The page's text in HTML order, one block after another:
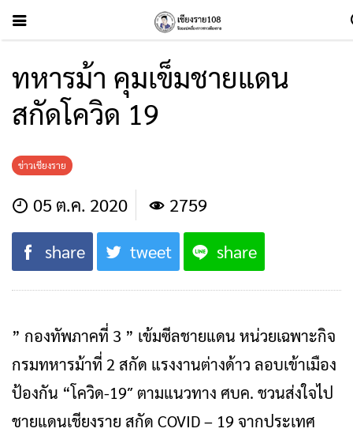
ทหารม้า คุมเข็มชายแดน
สกัดโควิด 19
ข่าวเชียงราย
05 ต.ค. 2020 2759
share tweet share
” กองทัพภาคที่ 3 ” เข้มซีลชายแดน หน่วยเฉพาะกิจ
กรมทหารม้าที่ 2 สกัด แรงงานต่างด้าว ลอบเข้าเมือง
ป้องกัน “โควิด-19″ ตามแนวทาง ศบค. ชวนส่งใจไป
ชายแดนเชียงราย สกัด COVID – 19 จากประเทศ